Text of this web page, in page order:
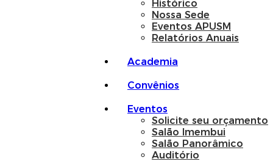
Histórico
Nossa Sede
Eventos APUSM
Relatórios Anuais
Academia
Convênios
Eventos
Solicite seu orçamento
Salão Imembui
Salão Panorâmico
Auditório